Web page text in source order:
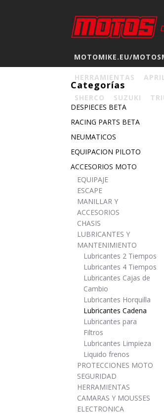
MOTOMIKE.EU/
HERRAMIENTAS
SHERCO SUZUKI
Categorías
DESPIECES BETA
RACING PARTS BETA
NEUMATICOS
EQUIPACION PILOTO
ACCESORIOS MOTO
EQUIPAJE
ESCAPE
MANILLAR Y
ACCESORIOS
CHASIS
LUBRICANTES Y
MANTENIMIENTO
Lubricantes 2 Tiempos
Lubricantes 4 Tiempos
Lubricantes Cajas de
Cambio
Lubricantes Horquilla
Lubricantes Cadena
Lubricantes para
Filtros
Lubricantes Limpieza
Liquido frenos
PROTECCIONES MOTO
SEGURIDAD
HERRAMIENTAS
CAMARAS Y MOUSSES
ELECTRONICA